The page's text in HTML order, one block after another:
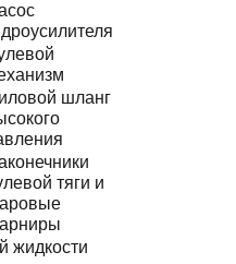
шланг
тяги и
жидкости